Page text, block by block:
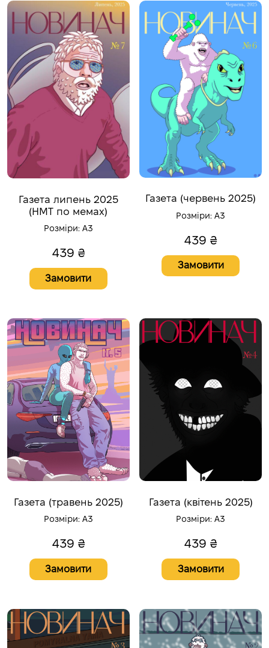
Газета липень 2025
(НМТ по мемах)
Розміри: A3
439 ₴
Замовити
Газета (червень 2025)
Розміри:A3
439₴
Замовити
Газета (травень 2025)
Розміри: A3
439 ₴
Замовити
Газета (квітень 2025)
Розміри:A3
439₴
Замовити